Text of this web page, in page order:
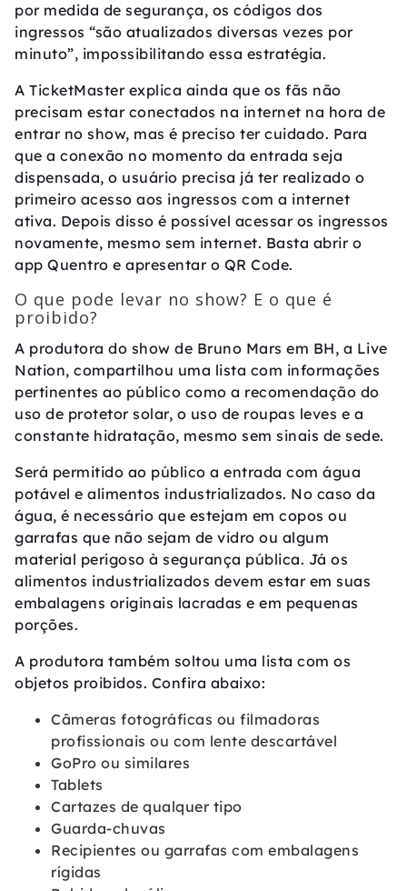
por medida de segurança, os códigos dos
ingressos “são atualizados diversas vezes por
minuto”, impossibilitando essa estratégia.
A TicketMaster explica ainda que os fãs não
precisam estar conectados na internet na hora de
entrar no show, mas é preciso ter cuidado. Para
que a conexão no momento da entrada seja
dispensada, o usuário precisa já ter realizado o
primeiro acesso aos ingressos com a internet
ativa. Depois disso é possível acessar os ingressos
novamente, mesmo sem internet. Basta abrir o
app Quentro e apresentar o QR Code.
O que pode levar no show? E o que é
proibido?
A produtora do show de Bruno Mars em BH, a Live
Nation, compartilhou uma lista com informações
pertinentes ao público como a recomendação do
uso de protetor solar, o uso de roupas leves e a
constante hidratação, mesmo sem sinais de sede.
Será permitido ao público a entrada com água
potável e alimentos industrializados. No caso da
água, é necessário que estejam em copos ou
garrafas que não sejam de vidro ou algum
material perigoso à segurança pública. Já os
alimentos industrializados devem estar em suas
embalagens originais lacradas e em pequenas
porções.
A produtora também soltou uma lista com os
objetos proibidos. Confira abaixo:
Câmeras fotográficas ou filmadoras
profissionais ou com lente descartável
GoPro ou similares
Tablets
Cartazes de qualquer tipo
Guarda-chuvas
Recipientes ou garrafas com embalagens
rígidas